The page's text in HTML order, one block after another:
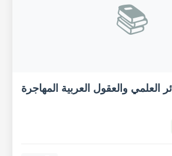
📚
العلمي والعقول العربية المهاجرة